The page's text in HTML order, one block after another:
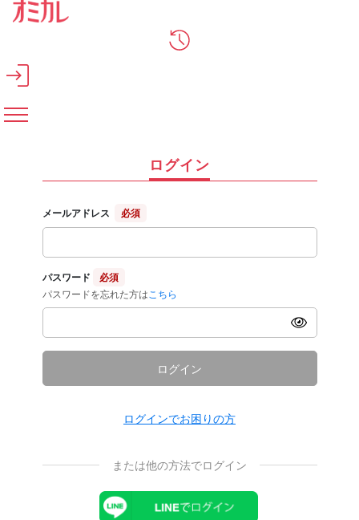
メインコンテンツへスキップ
ログイン
メールアドレス 必須
パスワード
必須
パスワードを忘れた方は こちら
ログイン
ログインでお困りの方
または他の方法でログイン